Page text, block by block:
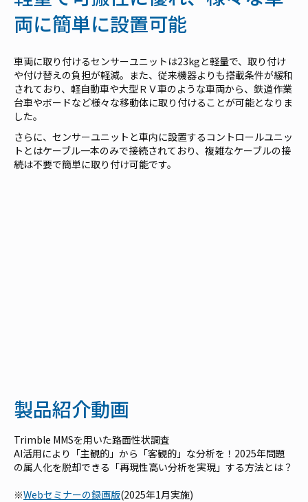
両に簡単に設置可能
車両に取り付けるセンサーユニットは23kgと軽量で、取り付け
や付け替えの負担が軽減。また、従来機器よりも搭載条件が緩和
されており、軽自動車や大型ＲＶ車のような車両から、鉄道作業
台車やボードなど様々な移動体に取り付けることが可能となりま
した。
さらに、センサーユニットと車内に設置するコントロールユニッ
トとはケーブル一本のみで接続されており、複雑なケーブルの接
続は不要で簡単に取り付け可能です。
製品紹介動画
Trimble MMSを用いた路面性状調査
AI活用により「主観的」から「客観的」な分析を！2025年問題
の属人化を脱却できる「再現性高い分析を実現」する方法とは？
※Webセミナーの録画版(2025年1月実施)